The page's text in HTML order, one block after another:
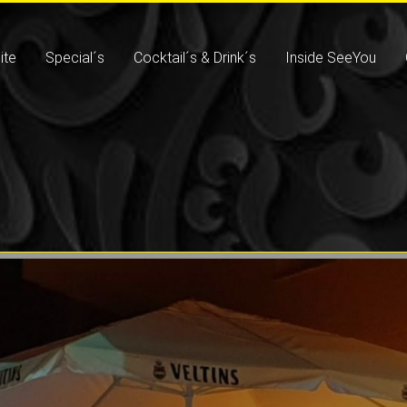
Special´s Cocktail´s & Drink´s Inside SeeYou